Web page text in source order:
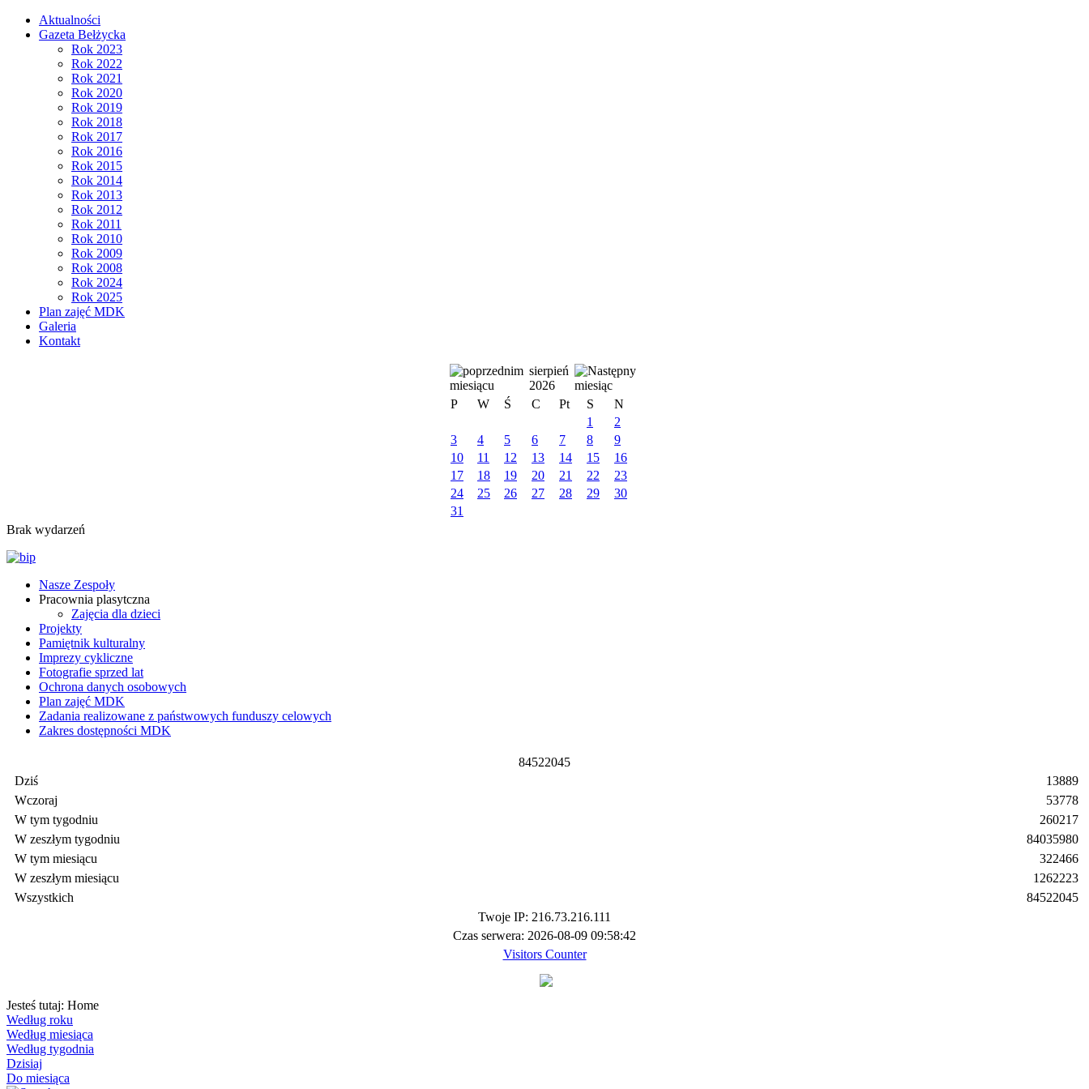
Aktualności
Gazeta Bełżycka
Rok 2023
Rok 2022
Rok 2021
Rok 2020
Rok 2019
Rok 2018
Rok 2017
Rok 2016
Rok 2015
Rok 2014
Rok 2013
Rok 2012
Rok 2011
Rok 2010
Rok 2009
Rok 2008
Rok 2024
Rok 2025
Plan zajęć MDK
Galeria
Kontakt
sierpień
2026
P
W Ś C Pt S
N
1
2
3
4 5 6 7 8
9
10
11 12 13 14 15
16
17
18 19 20 21 22
23
24
25 26 27 28 29
30
31
Brak wydarzeń
Nasze Zespoły
Pracownia plasytczna
Zajęcia dla dzieci
Projekty
Pamiętnik kulturalny
Imprezy cykliczne
Fotografie sprzed lat
Ochrona danych osobowych
Plan zajęć MDK
Zadania realizowane z państwowych funduszy celowych
Zakres dostępności MDK
84522045
Dziś
Wczoraj
W tym tygodniu
W zeszłym tygodniu
W tym miesiącu
W zeszłym miesiącu
Wszystkich
13889
53778
260217
84035980
322466
1262223
84522045
Twoje IP: 216.73.216.111
Czas serwera: 2026-08-09 09:58:42
Visitors Counter
Jesteś tutaj: Home
Według roku
Według miesiąca
Według tygodnia
Dzisiaj
Do miesiąca